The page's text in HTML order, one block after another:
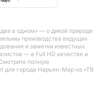
в одном» — о дикой природе
производства ведущих
и заметки известных
— в Full HD качестве и
полную
для города Нарьян-Мар на «ТВ